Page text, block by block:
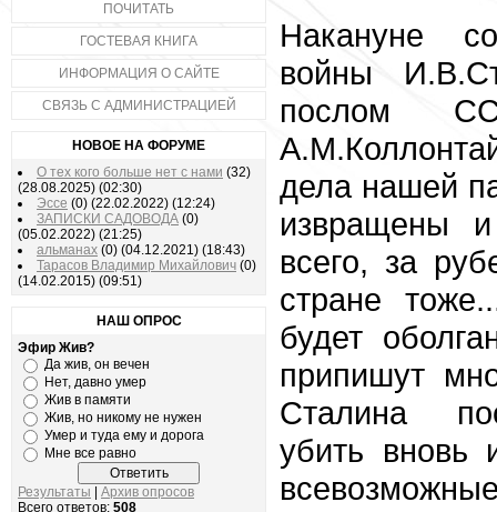
ПОЧИТАТЬ
ГОСТЕВАЯ КНИГА
ИНФОРМАЦИЯ О САЙТЕ
СВЯЗЬ С АДМИНИСТРАЦИЕЙ
НОВОЕ НА ФОРУМЕ
О тех кого больше нет с нами (32)
(28.08.2025) (02:30)
Эссе (0) (22.02.2022) (12:24)
ЗАПИСКИ САДОВОДА (0)
(05.02.2022) (21:25)
альманах (0) (04.12.2021) (18:43)
Тарасов Владимир Михайлович (0)
(14.02.2015) (09:51)
НАШ ОПРОС
Эфир Жив?
Да жив, он вечен
Нет, давно умер
Жив в памяти
Жив, но никому не нужен
Умер и туда ему и дорога
Мне все равно
Результаты
Архив опросов
Всего ответов: 508
Накануне
войны
послом
дела нашей
извращены
всего, за
стране
будет
припишут
Сталина
убить вновь